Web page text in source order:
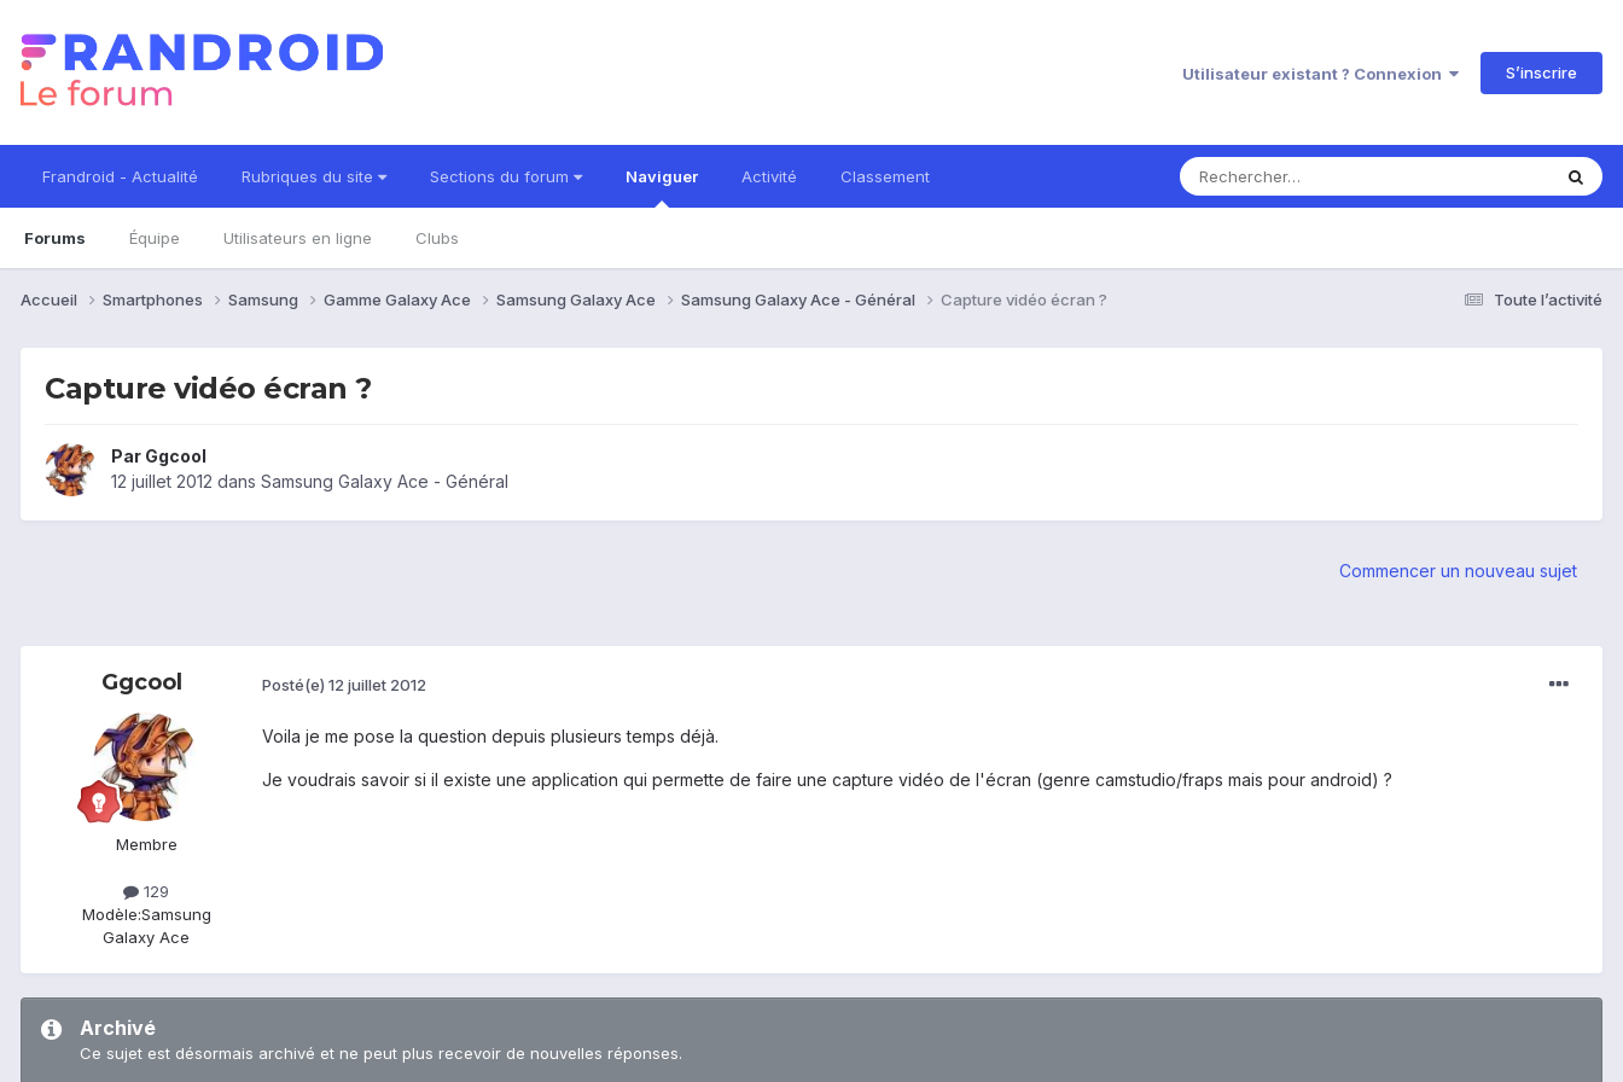
Utilisateur existant ? Connexion S’inscrire
Frandroid - Actualité Rubriques du site Sections du forum Naviguer
Forums Équipe Utilisateurs en ligne Clubs
Activité Classement
Toute l’activité
Accueil Smartphones Samsung Gamme Galaxy Ace Samsung Galaxy Ace Samsung Galaxy Ace - Général Capture vidéo écran ?
Capture vidéo écran ?
Par Ggcool
12 juillet 2012 dans Samsung Galaxy Ace - Général
Commencer un nouveau sujet
Ggcool
Membre
129
Modèle:Samsung
Galaxy Ace
Posté(e) 12 juillet 2012
Voila je me pose la question depuis plusieurs temps déjà.
Je voudrais savoir si il existe une application qui permette de faire une capture vidéo de l'écran (genre camstudio/fraps mais pour android) ?
Archivé
Ce sujet est désormais archivé et ne peut plus recevoir de nouvelles réponses.